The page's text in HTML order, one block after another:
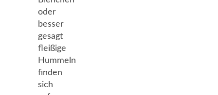
oder
besser
gesagt
fleißige
Hummeln
finden
sich